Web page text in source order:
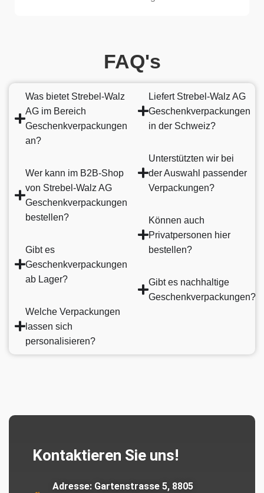
FAQ's
Was bietet Strebel-Walz
AG im Bereich
Geschenkverpackungen
an?
Wer kann im B2B-Shop
von Strebel-Walz AG
Geschenkverpackungen
bestellen?
Gibt es
Geschenkverpackungen
ab Lager?
Welche Verpackungen
lassen sich
personalisieren?
Liefert Strebel-Walz AG
Geschenkverpackungen
in der Schweiz?
Unterstützten wir bei
der Auswahl passender
Verpackungen?
Können auch
Privatpersonen hier
bestellen?
Gibt es nachhaltige
Geschenkverpackungen?
Kontaktieren Sie uns!
Adresse: Gartenstrasse 5, 8805